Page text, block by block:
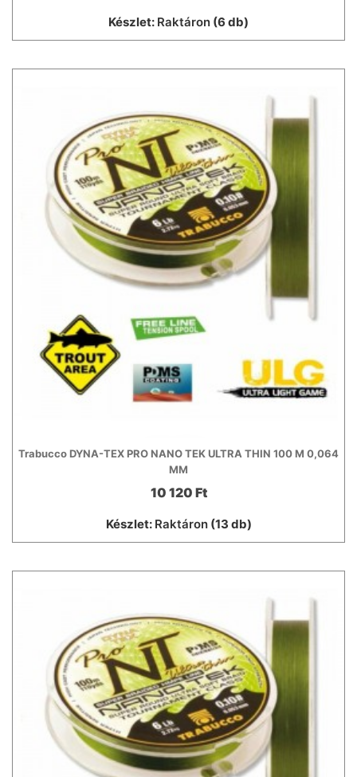
Készlet: Raktáron (6 db)
Trabucco DYNA-TEX PRO NANO TEK ULTRA THIN 100 M 0,064
MM
10 120 Ft
Készlet: Raktáron(13 db)